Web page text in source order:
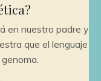
en nuestro padre y
que el lenguaje